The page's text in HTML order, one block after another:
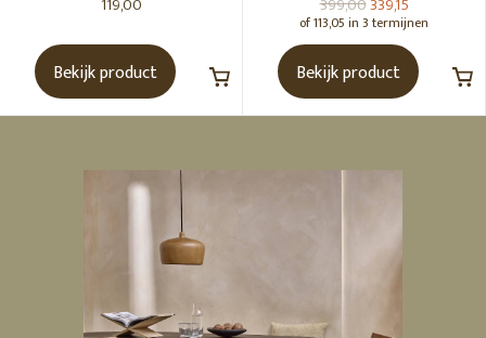
Stof Karamelbruin [Fsc]
Bekijk product
Naturel
of 113,05 in 3 termijnen
Bekijk product